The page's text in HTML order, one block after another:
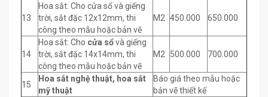
13
Hoa sắt: Cho cửa sổ và giếng
trời, sắt đặc 12x12mm, thi
công theo mẫu hoặc bản vẽ
M2 450.000 650.000
14
Hoa sắt: Cho cửa sổvà giếng
trời, sắt đặc 14x14mm, thi
công theo mẫu hoặc bản vẽ
M2 500.000 700.000
15
Hoa sắt nghệ thuật, hoa sắt
mỹ thuật
Báo giá theo mẫu hoặc
bản vẽ thiết kế